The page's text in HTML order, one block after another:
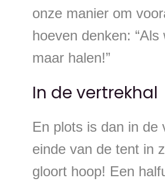
onze manier om
hoeven denken: “Als
maar halen!”
In de vertrekhal
En plots is dan in de
einde van de tent in
gloort hoop! Een